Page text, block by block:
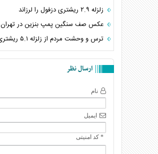
زلزله ۲.۹ ریشتری دزفول را لرزاند
عکس صف سنگین پمپ بنزین در تهران
ترس و وحشت مردم از زلزله ۵.۱ ریشتری تهران
ارسال نظر
نام
ایمیل
* کد امنیتی